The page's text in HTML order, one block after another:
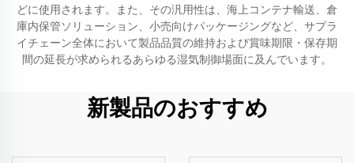
どに使用されます。また、その汎用性は、海上コンテナ輸送、倉
庫内保管ソリューション、小売向けパッケージングなど、サプラ
イチェーン全体において製品品質の維持および賞味期限・保存期
間の延長が求められるあらゆる湿気制御場面に及んでいます。
新製品のおすすめ